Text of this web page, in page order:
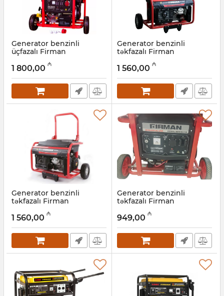
Generator benzinli
üçfazalı Firman
kVt
Artikul: 022001046
1 800,00 ₼
Generator benzinli
təkfazalı Firman
Artikul: 022001045
1 560,00 ₼
Generator benzinli
təkfazalı Firman
Artikul: 022001044
1 560,00 ₼
Generator benzinli
təkfazalı Firman
Artikul: 022001043
949,00 ₼